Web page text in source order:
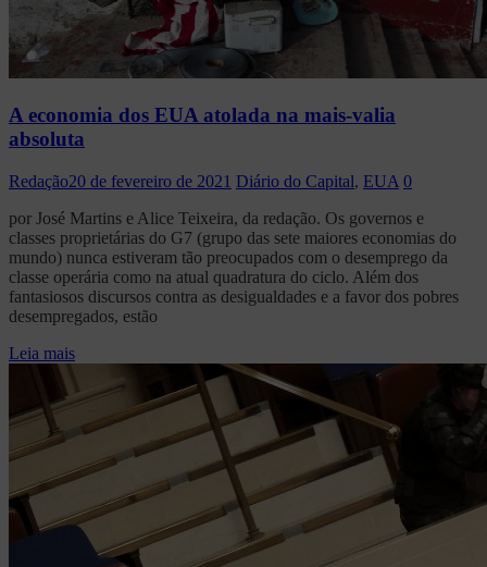
A economia dos EUA atolada na mais-valia
absoluta
Redação20 de fevereiro de 2021 Diário do Capital, EUA 0
por José Martins e Alice Teixeira, da redação. Os governos e
classes proprietárias do G7 (grupo das sete maiores economias do
mundo) nunca estiveram tão preocupados com o desemprego da
classe operária como na atual quadratura do ciclo. Além dos
fantasiosos discursos contra as desigualdades e a favor dos pobres
desempregados, estão
Leia mais